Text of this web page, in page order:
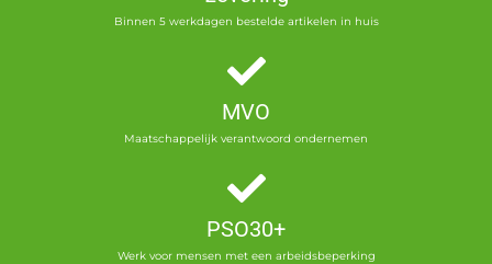
Binnen 5 werkdagen bestelde artikelen in huis
MVO
Maatschappelijk verantwoord ondernemen
PSO30+
Werk voor mensen met een arbeidsbeperking